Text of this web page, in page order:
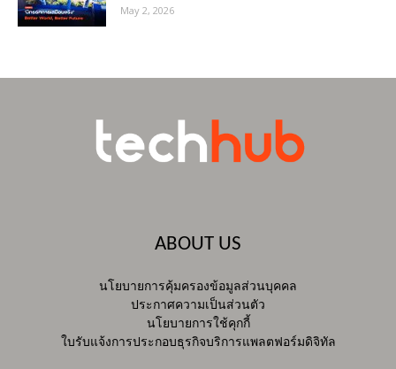
May 2, 2026
ABOUT US
นโยบายการคุ้มครองข้อมูลส่วนบุคคล
ประกาศความเป็นส่วนตัว
นโยบายการใช้คุกกี้
ใบรับแจ้งการประกอบธุรกิจบริการแพลตฟอร์มดิจิทัล